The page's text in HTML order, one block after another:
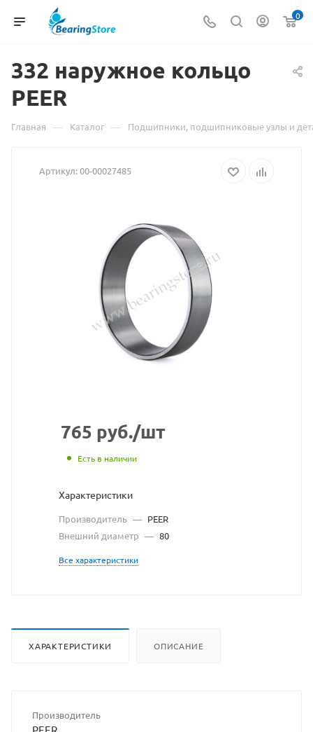
0
332 наружное Материал
товаре
наружное
PEER
взят
с
сайта
https://
по
кольцо
PEER
Главная — Каталог — Подшипники, подшипниковые узлы и
Артикул:00-00027485
765 руб./шт
Есть в наличии
Характеристики
Производитель — PEER
Внешний диаметр — 80
Все характеристики
ХАРАКТЕРИСТИКИ ОПИСАНИЕ
Производитель
PEER